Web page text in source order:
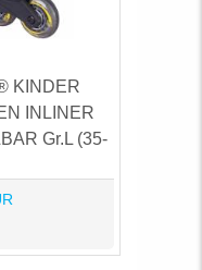
KINDER
INLINER
Gr.L (35-